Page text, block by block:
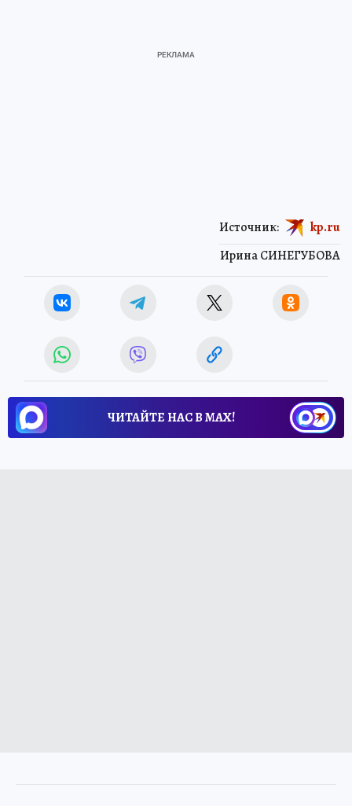
Ирина СИНЕГУБОВА
Источник: kp.ru
ЧИТАЙТЕ НАС В МАХ!